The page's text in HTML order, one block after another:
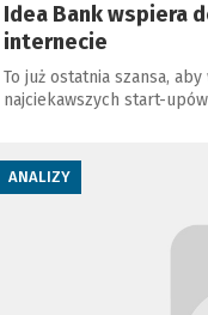
Idea Bank wspiera
internecie
To już ostatnia szansa,
najciekawszych start-
ANALIZY